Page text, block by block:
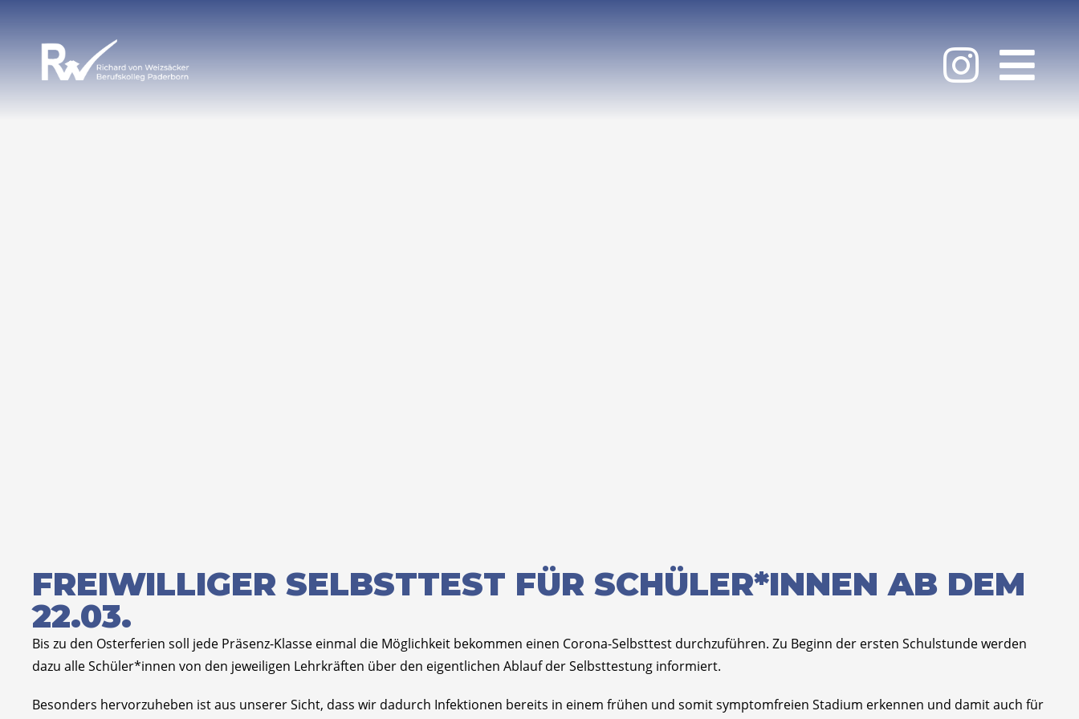
FREIWILLIGER SELBSTTEST FÜR SCHÜLER*INNEN AB DEM
22.03.
Bis zu den Osterferien soll jede Präsenz-Klasse einmal die Möglichkeit bekommen einen Corona-Selbsttest durchzuführen. Zu Beginn der ersten Schulstunde werden
dazu alle Schüler*innen von den jeweiligen Lehrkräften über den eigentlichen Ablauf der Selbsttestung informiert.
Besonders hervorzuheben ist aus unserer Sicht, dass wir dadurch Infektionen bereits in einem frühen und somit symptomfreien Stadium erkennen und damit auch für